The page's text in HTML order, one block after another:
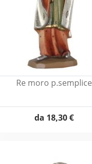
Re moro p.semplice
da 18,30 €